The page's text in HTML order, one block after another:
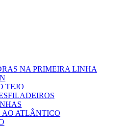
NA PRIMEIRA LINHA
TEJO
AO ATLÂNTICO